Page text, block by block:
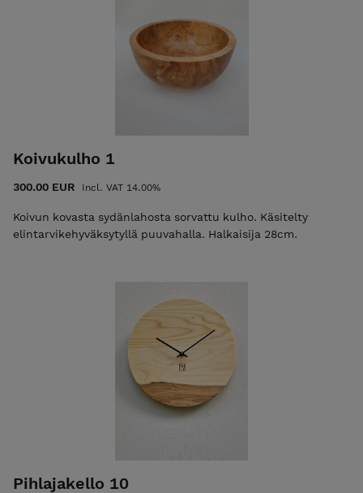
Koivukulho 1
300.00 EUR Incl. VAT 14.00%
Koivun kovasta sydänlahosta sorvattu kulho. Käsitelty
elintarvikehyväksytyllä puuvahalla. Halkaisija 28cm.
Pihlajakello 10